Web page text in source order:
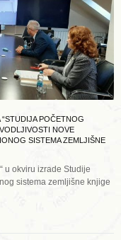
POČETNOG
NOVE
SISTEMA ZEMLJIŠNE
u okviru izrade Studije
sistema zemljišne knjige